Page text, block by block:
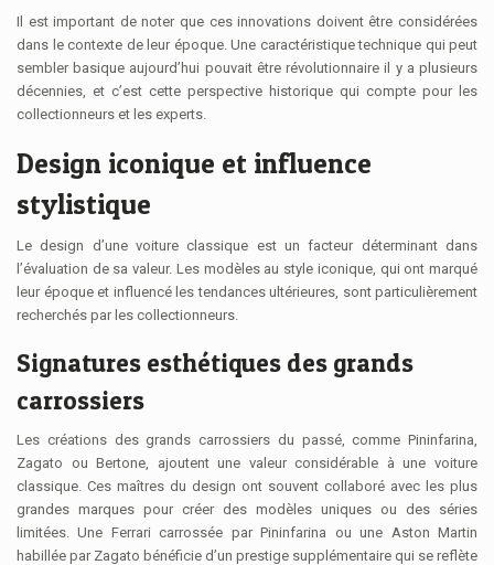
Il est important de noter que ces innovations doivent être considérées
dans le contexte de leur époque. Une caractéristique technique qui peut
sembler basique aujourd’hui pouvait être révolutionnaire il y a plusieurs
décennies, et c’est cette perspective historique qui compte pour les
collectionneurs et les experts.
Design iconique et influence
stylistique
Le design d’une voiture classique est un facteur déterminant dans
l’évaluation de sa valeur. Les modèles au style iconique, qui ont marqué
leur époque et influencé les tendances ultérieures, sont particulièrement
recherchés par les collectionneurs.
Signatures esthétiques des grands
carrossiers
Les créations des grands carrossiers du passé, comme Pininfarina,
Zagato ou Bertone, ajoutent une valeur considérable à une voiture
classique. Ces maîtres du design ont souvent collaboré avec les plus
grandes marques pour créer des modèles uniques ou des séries
limitées. Une Ferrari carrossée par Pininfarina ou une Aston Martin
habillée par Zagato bénéficie d’un prestige supplémentaire qui se reflète